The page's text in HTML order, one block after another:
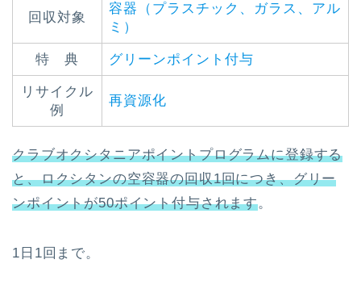
回収対象
容器（プラスチック、ガラス、アル
ミ）
特 典 グリーンポイント付与
リサイクル
例
再資源化
クラブオクシタニアポイントプログラムに登録する
と、ロクシタンの空容器の回収1回につき、グリー
ンポイントが50ポイント付与されます。
1日1回まで。